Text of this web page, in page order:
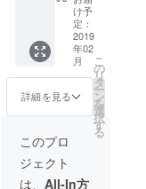
協賛と
して掲
載希望
の御社
名をご
記載く
ださ
amilyサ
イトの
SPECIA
THANK
Sへお名
前ご掲
ファミ
リー
フォト
ブック
ファミ
リーデ
ジタル
フォト
ブック
をお届
けしま
す ※掲
載者様
とご相
談のも
と、広
告掲載
フォト
ブック
内にて
１２ヶ
月広告
掲載
②NeoF
amilyサ
イトに
て１
２ヶ月
広告掲
載（御
け予
定：
2019
年02
月
詳細を見る
こ
の
リ
タ
ー
ン
を
選
択
す
る
このプロ
ジェクト
は、 All-In方